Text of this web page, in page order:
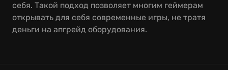
себя. Такой подход позволяет многим геймерам
открывать для себя современные игры, не тратя
деньги на апгрейд оборудования.